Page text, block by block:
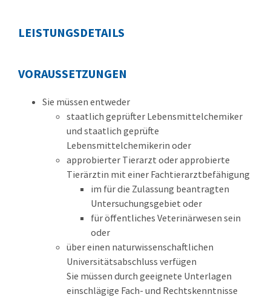
LEISTUNGSDETAILS
VORAUSSETZUNGEN
Sie müssen entweder
staatlich geprüfter Lebensmittelchemiker
und staatlich geprüfte
Lebensmittelchemikerin oder
approbierter Tierarzt oder approbierte
Tierärztin mit einer Fachtierarztbefähigung
im für die Zulassung beantragten
Untersuchungsgebiet oder
für öffentliches Veterinärwesen sein
oder
über einen naturwissenschaftlichen
Universitätsabschluss verfügen
Sie müssen durch geeignete Unterlagen
einschlägige Fach- und Rechtskenntnisse